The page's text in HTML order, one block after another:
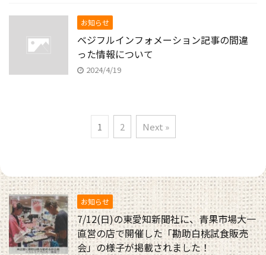
お知らせ
ベジフルインフォメーション記事の間違
った情報について
2024/4/19
1 2 Next »
お知らせ
7/12(日)の東愛知新聞社に、青果市場大一
直営の店で開催した「勘助白桃試食販売
会」の様子が掲載されました！